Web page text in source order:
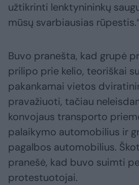
užtikrinti lenktynininkų
mūsų svarbiausias
Buvo pranešta, kad grupė
prilipo prie kelio, teoriškai
pakankamai vietos
pravažiuoti, tačiau
konvojaus transporto
palaikymo automobilius ir
pagalbos automobilius.
pranešė, kad buvo suimti
protestuotojai.